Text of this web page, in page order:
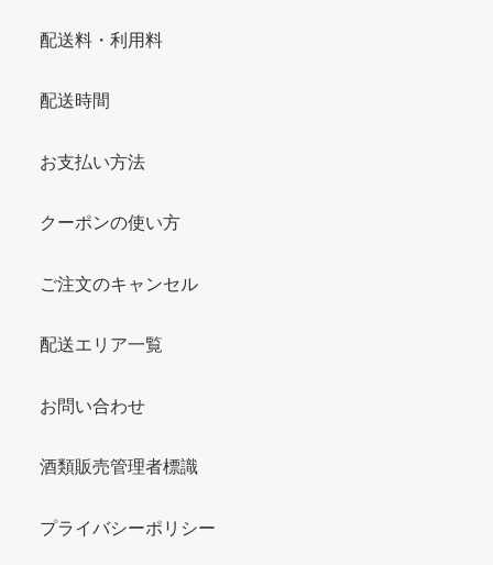
配送料・利用料
配送時間
お支払い方法
クーポンの使い方
ご注文のキャンセル
配送エリア一覧
お問い合わせ
酒類販売管理者標識
プライバシーポリシー